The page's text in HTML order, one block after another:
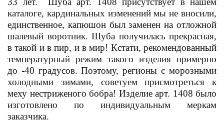
каталоге, кардинальных изменений мы не вносили,
единственное, капюшон был заменен на отложной
шалевый воротник. Шуба получилась прекрасная,
в такой и в пир, и в мир! Кстати, рекомендованный
температурный режим такого изделия примерно
до -40 градусов. Поэтому, регионы с морозными
холодными зимами, советуем присмотреться к
меху нестриженого бобра! Изделие арт. 1408 было
изготовлено по индивидуальным меркам
заказчика.